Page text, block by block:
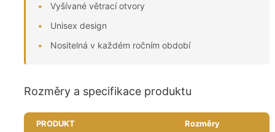
Vyšívané větrací otvory
Unisex design
Nositelná v každém ročním období
Rozměry a specifikace produktu
PRODUKT Rozměry